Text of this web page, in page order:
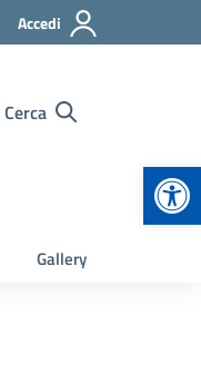
Accedi
Cerca
Gallery